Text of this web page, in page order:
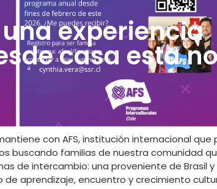
experiencia
casa esta
con AFS, institución internacional
buscando familias de nuestra comunidad
de intercambio: una proveniente de Brasil
aprendizaje, encuentro y crecimiento